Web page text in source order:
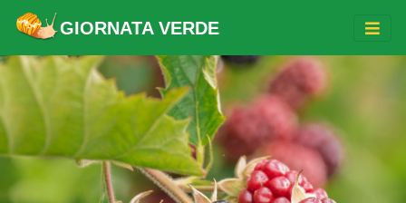
GIORNATA VERDE